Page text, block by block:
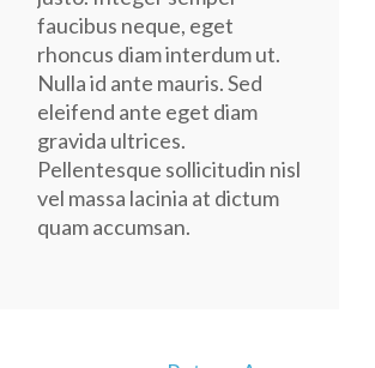
faucibus neque, eget
rhoncus diam interdum ut.
Nulla id ante mauris. Sed
eleifend ante eget diam
gravida ultrices.
Pellentesque sollicitudin nisl
vel massa lacinia at dictum
quam accumsan.